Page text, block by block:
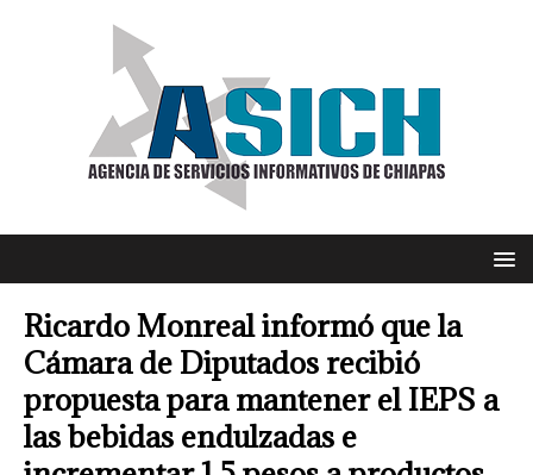
Ricardo Monreal informó que la
Cámara de Diputados recibió
propuesta para mantener el IEPS a
las bebidas endulzadas e